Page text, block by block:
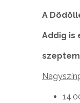
A
Addig is